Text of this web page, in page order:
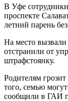
В Уфе
проспекте
летний парень
На место
отстранили от
штрафстоянку.
Родителям
того, семью
сообщили в ГАИ